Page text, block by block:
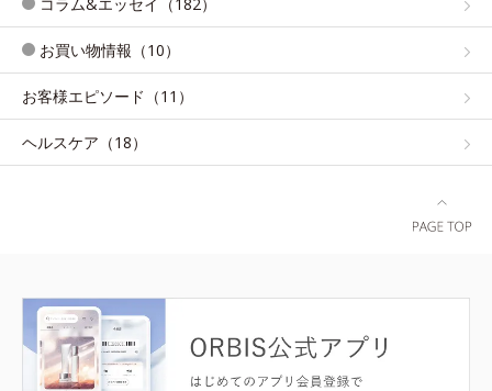
お買い物情報（10）
お客様エピソード（11）
ヘルスケア（18）